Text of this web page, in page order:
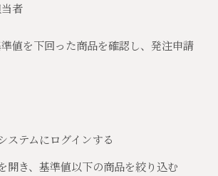
者
値を下回った商品を確認し、発注申請
ステムにログインする
開き、基準値以下の商品を絞り込む